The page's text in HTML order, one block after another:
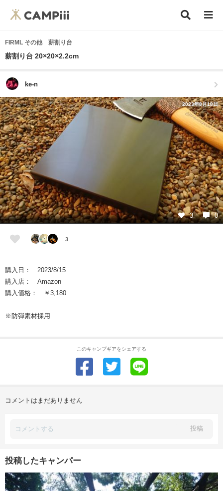
FIRML その他 薪割り台
薪割り台 20×20×2.2cm
ke-n
2023年8月18日
3 0
3
購入日： 2023/8/15
購入店： Amazon
購入価格： ￥3,180
※防弾素材採用
このキャンプギアをシェアする
コメントはまだありません
投稿
投稿したキャンパー